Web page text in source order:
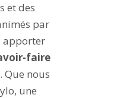
et des
par
apporter
faire
. Que nous
une